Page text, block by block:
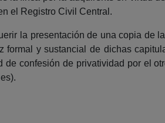
el Registro Civil Central.
la presentación de una copia de
y sustancial de dichas
confesión de privatividad por el